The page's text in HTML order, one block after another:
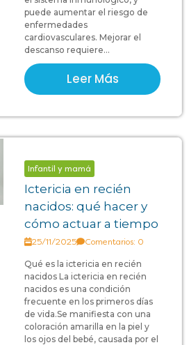
puede aumentar el riesgo de
enfermedades
cardiovasculares. Mejorar el
descanso requiere...
Leer Más
Infantil y mamá
Ictericia en recién
nacidos: qué hacer y
cómo actuar a tiempo
25/11/2025 Comentarios: 0
Qué es la ictericia en recién
nacidos La ictericia en recién
nacidos es una condición
frecuente en los primeros días
de vida.Se manifiesta con una
coloración amarilla en la piel y
los ojos del bebé, causada por el